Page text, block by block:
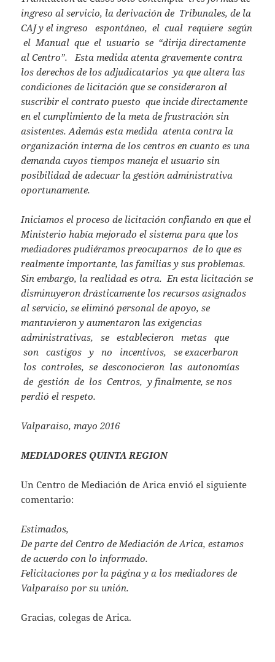
ingreso al servicio, la derivación de Tribunales, de la
CAJ y el ingreso espontáneo, el cual requiere según
el Manual que el usuario se “dirija directamente
al Centro”. Esta medida atenta gravemente contra
los derechos de los adjudicatarios ya que altera las
condiciones de licitación que se consideraron al
suscribir el contrato puesto que incide directamente
en el cumplimiento de la meta de frustración sin
asistentes. Además esta medida atenta contra la
organización interna de los centros en cuanto es una
demanda cuyos tiempos maneja el usuario sin
posibilidad de adecuar la gestión administrativa
oportunamente.
Iniciamos el proceso de licitación confiando en que el
Ministerio había mejorado el sistema para que los
mediadores pudiéramos preocuparnos de lo que es
realmente importante, las familias y sus problemas.
Sin embargo, la realidad es otra. En esta licitación se
disminuyeron drásticamente los recursos asignados
al servicio, se eliminó personal de apoyo, se
mantuvieron y aumentaron las exigencias
administrativas, se establecieron metas que
son castigos y no incentivos, se exacerbaron
los controles, se desconocieron las autonomías
de gestión de los Centros, y finalmente, se nos
perdió el respeto.
Valparaiso, mayo 2016
MEDIADORES QUINTA REGION
Un Centro de Mediación de Arica envió el siguiente
comentario:
Estimados,
De parte del Centro de Mediación de Arica, estamos
de acuerdo con lo informado.
Felicitaciones por la página y a los mediadores de
Valparaíso por su unión.
Gracias, colegas de Arica.